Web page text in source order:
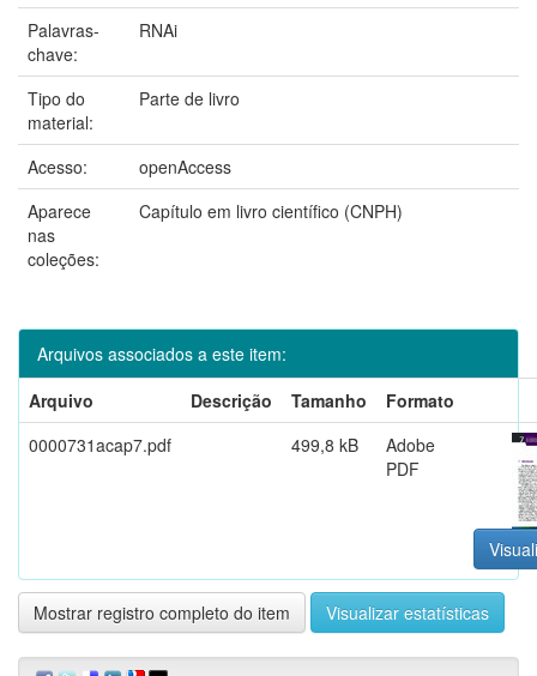
Palavras-
chave:
RNAi
Tipo do
material:
Parte de livro
Acesso:
openAccess
Aparece
nas
coleções:
Capítulo em livro científico (CNPH)
Arquivos associados a este item:
Arquivo
Descrição Tamanho
Formato
0000731acap7.pdf
499,8 kB
Adobe
PDF
Mostrar registro completo do item Visualizar estatísticas